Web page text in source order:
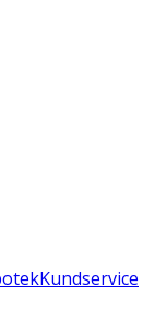
Kundservice